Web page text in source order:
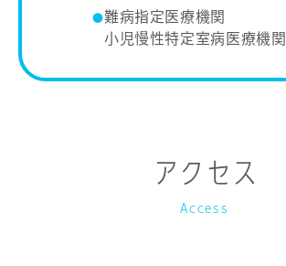
難病指定医療機関
小児慢性特定室病医療機関
アクセス
Access